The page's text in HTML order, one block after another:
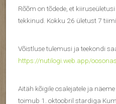
Rõõm on tõdede, et
tekkinud. Kokku 26 ületust 7
Võistluse tulemusi ja teekondi
https://nutilogi.web.app/
Aitäh kõigile osalejatele ja
toimub 1. oktoobril stardiga